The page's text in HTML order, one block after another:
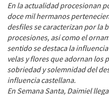
En la actualidad procesionan
doce mil hermanos
desfiles se caracterizan por la
procesiones, así como el
sentido se destaca la
velas y flores que adornan los
sobriedad y solemnidad del
influencia castellana.
En Semana Santa, Daimiel